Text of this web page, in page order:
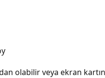
olabilir veya ekran